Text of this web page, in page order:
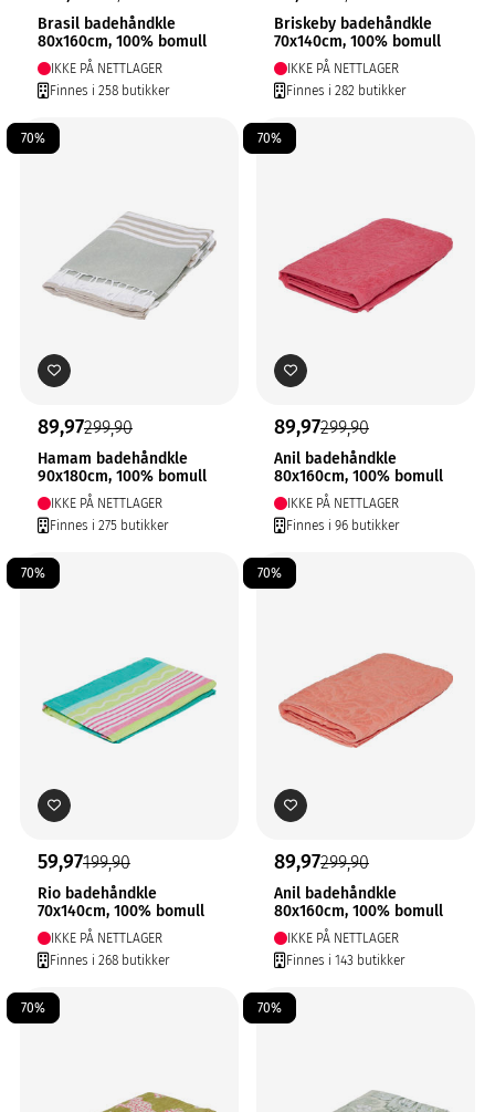
Brasil badehåndkle
80x160cm, 100% bomull
IKKE PÅ NETTLAGER
Finnes i 258 butikker
Briskeby badehåndkle
70x140cm, 100% bomull
IKKE PÅ NETTLAGER
Finnes i 282 butikker
70%
89,97299,90
Hamam badehåndkle
90x180cm, 100% bomull
IKKE PÅ NETTLAGER
Finnes i 275 butikker
70%
89,97299,90
Anil badehåndkle
80x160cm, 100% bomull
IKKE PÅ NETTLAGER
Finnes i 96 butikker
70%
59,97199,90
Rio badehåndkle
70x140cm, 100% bomull
IKKE PÅ NETTLAGER
Finnes i 268 butikker
70%
89,97299,90
Anil badehåndkle
80x160cm, 100% bomull
IKKE PÅ NETTLAGER
Finnes i 143 butikker
70% 70%